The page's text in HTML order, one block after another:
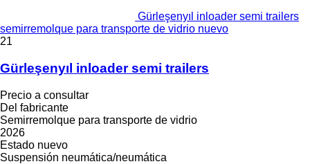
Gürleşenyıl inloader semi trailers
semirremolque para transporte de vidrio nuevo
21
Gürleşenyıl inloader semi trailers
Precio a consultar
Del fabricante
Semirremolque para transporte de vidrio
2026
Estado nuevo
Suspensión neumática/neumática